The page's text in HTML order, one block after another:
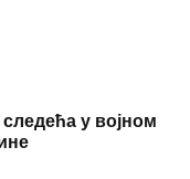
у војном